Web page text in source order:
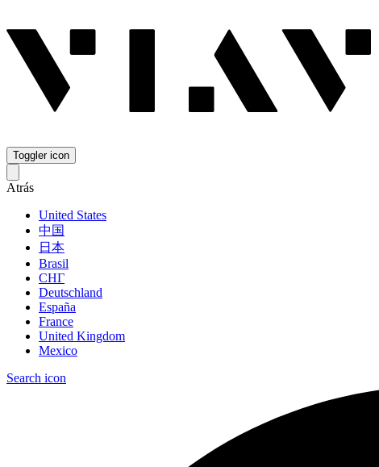
Toggler icon
Atrás
United States
中国
日本
Brasil
СНГ
Deutschland
España
France
United Kingdom
Mexico
Search icon